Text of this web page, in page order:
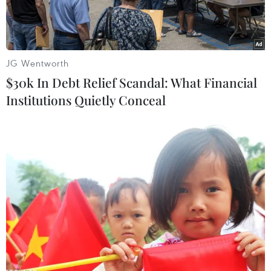
Bộ trưởng Bruno Rodríguez Parrilla phát biểu tại cuộc họp báo.
(Ảnh: TTXVN)
Tại cuộc họp báo chiều 19/10 tại thủ đô La
Habana, Ngoại trưởng Cuba Bruno Rodriguez
khẳng định “Cuba có quyền được sống mà
không bị bao vây cấm vận, Cuba có quyền được
JG Wentworth
$30k In Debt Relief Scandal: What Financial
Institutions Quietly Conceal